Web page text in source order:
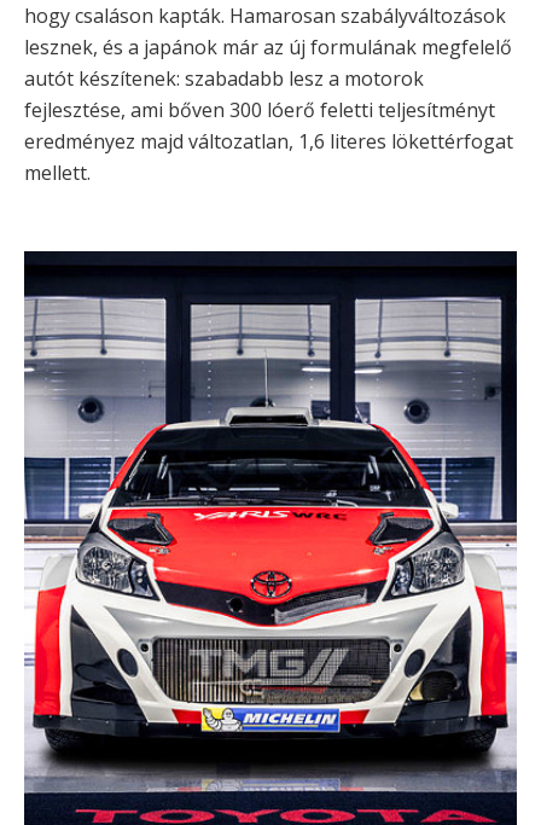
hogy csaláson kapták. Hamarosan szabályváltozások
lesznek, és a japánok már az új formulának megfelelő
autót készítenek: szabadabb lesz a motorok
fejlesztése, ami bőven 300 lóerő feletti teljesítményt
eredményez majd változatlan, 1,6 literes lökettérfogat
mellett.